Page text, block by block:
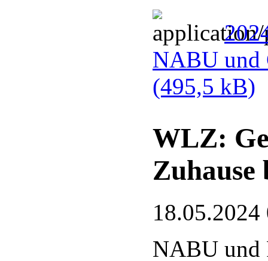
NABU und
(495,5 kB)
WLZ:
Zuhause
18.05.2024
NABU und